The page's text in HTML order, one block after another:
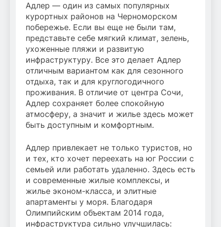
Адлер — один из самых популярных
курортных районов на Черноморском
побережье. Если вы еще не были там,
представьте себе мягкий климат, зелень,
ухоженные пляжи и развитую
инфраструктуру. Все это делает Адлер
отличным вариантом как для сезонного
отдыха, так и для круглогодичного
проживания. В отличие от центра Сочи,
Адлер сохраняет более спокойную
атмосферу, а значит и жилье здесь может
быть доступным и комфортным.
Адлер привлекает не только туристов, но
и тех, кто хочет переехать на юг России с
семьей или работать удаленно. Здесь есть
и современные жилые комплексы, и
жилье эконом-класса, и элитные
апартаменты у моря. Благодаря
Олимпийским объектам 2014 года,
инфраструктура сильно улучшилась: